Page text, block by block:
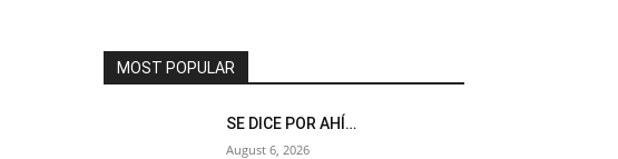
MOST POPULAR
SE DICE POR AHÍ…
August 6, 2026